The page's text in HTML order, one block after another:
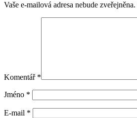
Vaše e-mailová adresa nebude zveřejněna.
Komentář *
Jméno *
E-mail *